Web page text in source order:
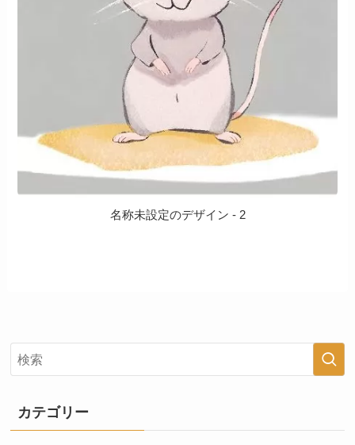
名称未設定のデザイン - 2
カテゴリー